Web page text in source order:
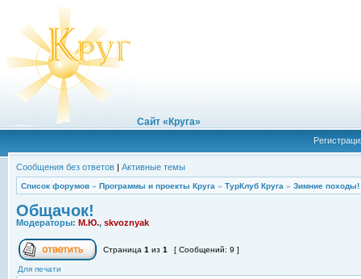
Сайт «Круга»
Сообщения без ответов | Активные темы
Список форумов » Программы и проекты Круга » ТурКлуб Круга » Зимние походы!
Общачок!
Модераторы: М.Ю., skvoznyak
Страница 1 из 1 [ Сообщений: 9 ]
Для печати